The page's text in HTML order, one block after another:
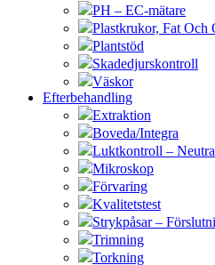
PH – EC-mätare
Plastkrukor, Fat Och
Plantstöd
Skadedjurskontroll
Väskor
Efterbehandling
Extraktion
Boveda/Integra
Luktkontroll –
Mikroskop
Förvaring
Kvalitetstest
Strykpåsar –
Trimning
Torkning